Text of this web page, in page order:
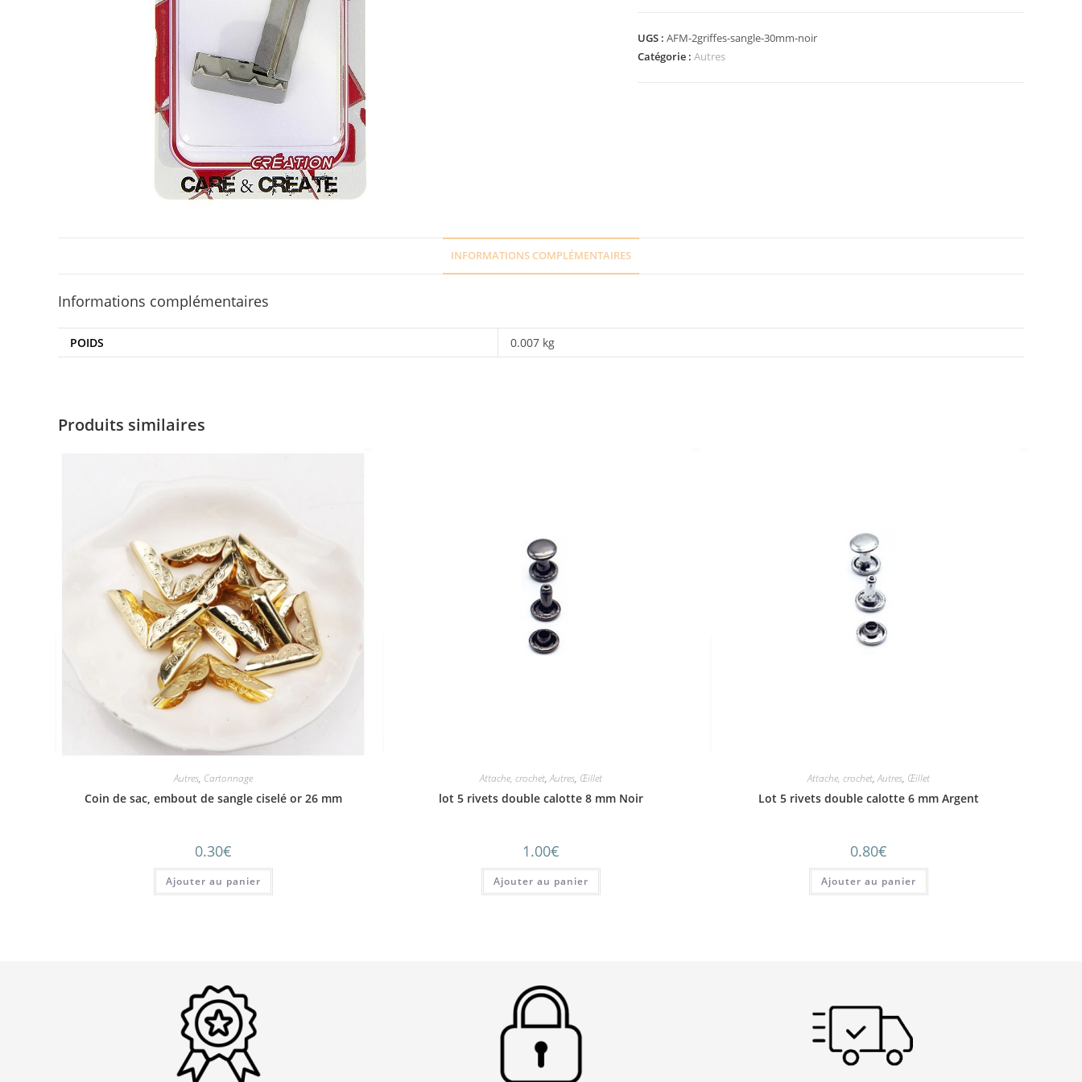
UGS : AFM-2griffes-sangle-30mm-noir
Catégorie : Autres
INFORMATIONS COMPLÉMENTAIRES
Informations complémentaires
POIDS 0.007 kg
Produits similaires
Autres, Cartonnage
Coin de sac, embout de sangle ciselé or 26 mm
0.30€
Ajouter au panier
Attache, crochet,Autres, Œillet
lot 5 rivets double calotte 8 mm Noir
1.00€
Ajouter au panier
Attache, crochet,Autres, Œillet
Lot 5 rivets double calotte 6 mm Argent
0.80€
Ajouter au panier